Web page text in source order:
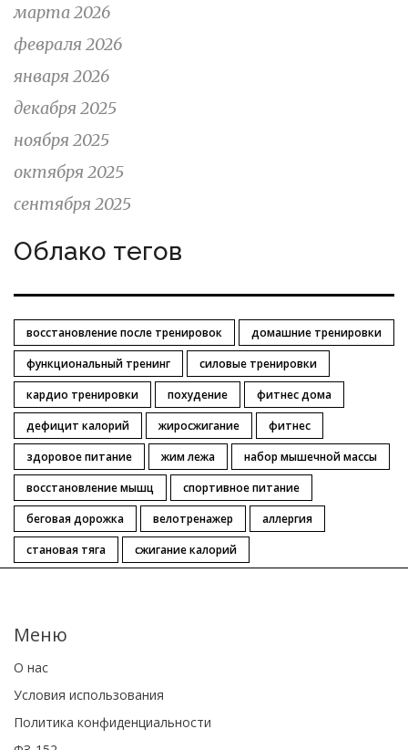
марта 2026
февраля 2026
января 2026
декабря 2025
ноября 2025
октября 2025
сентября 2025
Облако тегов
восстановление после тренировок
домашние тренировки
функциональный тренинг
силовые тренировки
кардио тренировки
похудение
фитнес дома
дефицит калорий
жиросжигание
фитнес
здоровое питание
жим лежа
набор мышечной массы
восстановление мышц
спортивное питание
беговая дорожка
велотренажер
аллергия
становая тяга
сжигание калорий
Меню
О нас
Условия использования
Политика конфиденциальности